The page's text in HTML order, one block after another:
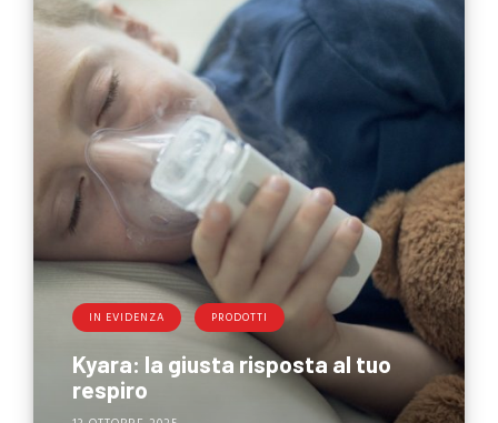
IN EVIDENZA PRODOTTI
Kyara: la giusta risposta al tuo
respiro